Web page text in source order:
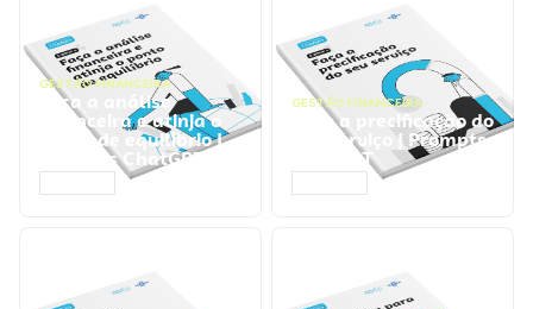
GESTÃO FINANCEIRA
Faça a análise
financeira e atinja o
ponto de equilíbrio |
Prompts ChatGPT
GESTÃO FINANCEIRA
Faça a precificação do
seu serviço | Prompts
ChatGPT